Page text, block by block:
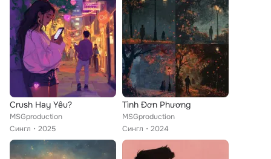
Crush Hay Yêu?
MSGproduction
Сингл
2025
Tình Đơn Phương
MSGproduction
Сингл
2024